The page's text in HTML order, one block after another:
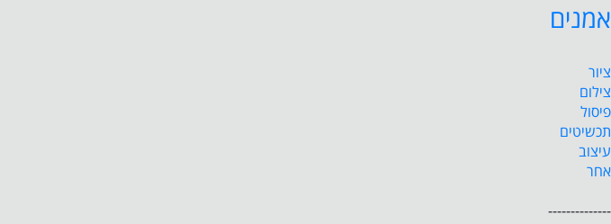
אמנים
ציור
צילום
פיסול
תכשיטים
עיצוב
אחר
--------------